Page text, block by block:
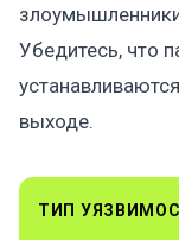
Убедитесь, что
выходе.
ТИП